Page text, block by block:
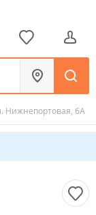
Нижнепортовая, 6А